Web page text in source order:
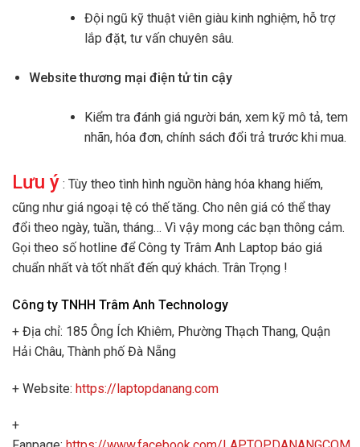
Đội ngũ kỹ thuật viên giàu kinh nghiệm, hỗ trợ
lắp đặt, tư vấn chuyên sâu.
Website thương mại điện tử tin cậy
Kiểm tra đánh giá người bán, xem kỹ mô tả, tem
nhãn, hóa đơn, chính sách đổi trả trước khi mua.
Lưu ý : Tùy theo tình hình nguồn hàng hóa khang hiếm,
cũng như giá ngoại tệ có thế tăng. Cho nên giá có thể thay
đổi theo ngày, tuần, tháng… Vì vậy mong các bạn thông cảm.
Gọi theo số hotline để Công ty Trâm Anh Laptop báo giá
chuẩn nhất và tốt nhất đến quý khách. Trân Trọng !
Công ty TNHH Trâm Anh Technology
+ Địa chỉ: 185 Ông Ích Khiêm, Phường Thạch Thang, Quận
Hải Châu, Thành phố Đà Nẵng
+ Website: https://laptopdanang.com
+